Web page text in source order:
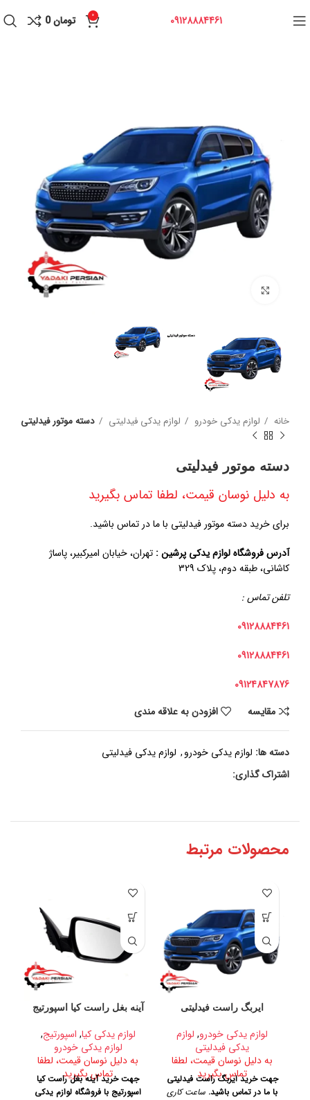
09128884461
0 تومان0
خانه لوازم یدکی خودرو لوازم یدکی فیدلیتی دسته موتور فیدلیتی
دسته موتور فیدلیتی
به دلیل نوسان قیمت، لطفا تماس بگیرید
برای خرید دسته موتور فیدلیتی با ما در تماس باشید.
آدرس فروشگاه لوازم یدکی پرشین : تهران، خیابان امیرکبیر، پاساژ
کاشانی، طبقه دوم، پلاک 329
تلفن تماس :
09128884461
09128884461
09124847876
مقايسه
افزودن به علاقه مندی
دسته ها: لوازم یدکی خودرو, لوازم یدکی فیدلیتی
اشتراک گذاری:
محصولات مرتبط
ایربگ راست فیدلیتی
لوازم یدکی خودرو, لوازم
یدکی فیدلیتی
به دلیل نوسان قیمت، لطفا
تماس بگیرید
جهت خرید ایربگ راست فیدلیتی
با ما در تماس باشید. ساعت کاری
آینه بغل راست کیا اسپورتیج
لوازم یدکی کیا, اسپورتیج,
لوازم یدکی خودرو
به دلیل نوسان قیمت، لطفا
تماس بگیرید
جهت خرید آینه بغل راست کیا
اسپورتیج با فروشگاه لوازم یدکی